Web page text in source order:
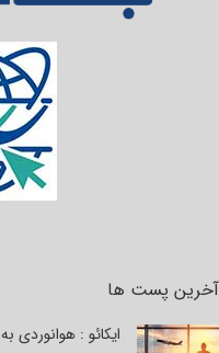
آخرین پست ها
ایکائو : هوانوردی به ۲.۶ تریلیون دلار سرمایه‌گذاری نیاز دارد